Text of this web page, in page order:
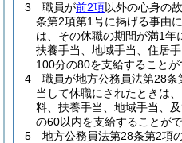
3
職員が前2項以外の心身の
条第2項第1号に掲げる事由
は、その休職の期間が満1年
扶養手当、地域手当、住居
100分の80を支給することが
4
職員が地方公務員法第28
当して休職にされたときは
料、扶養手当、地域手当、
の60以内を支給することがで
5
地方公務員法第28条第2項